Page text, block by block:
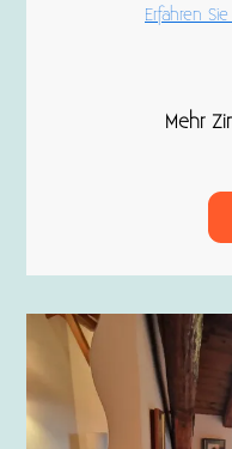
Erfahren
Mehr